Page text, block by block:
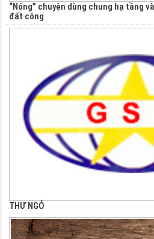
“Nóng” chuyện dùng chung hạ tầng
đất công
THƯ NGỎ